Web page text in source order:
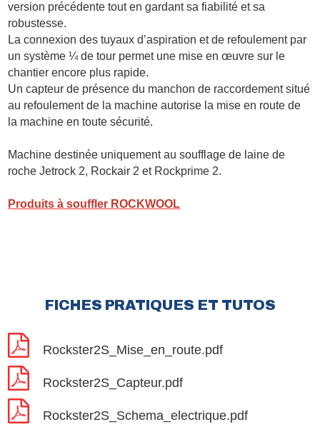
version précédente tout en gardant sa fiabilité et sa
robustesse.
La connexion des tuyaux d’aspiration et de refoulement par
un système ¼ de tour permet une mise en œuvre sur le
chantier encore plus rapide.
Un capteur de présence du manchon de raccordement situé
au refoulement de la machine autorise la mise en route de
la machine en toute sécurité.
Machine destinée uniquement au soufflage de laine de
roche Jetrock 2, Rockair 2 et Rockprime 2.
Produits à souffler ROCKWOOL
FICHES PRATIQUES ET TUTOS
Rockster2S_Mise_en_route.pdf
Rockster2S_Capteur.pdf
Rockster2S_Schema_electrique.pdf